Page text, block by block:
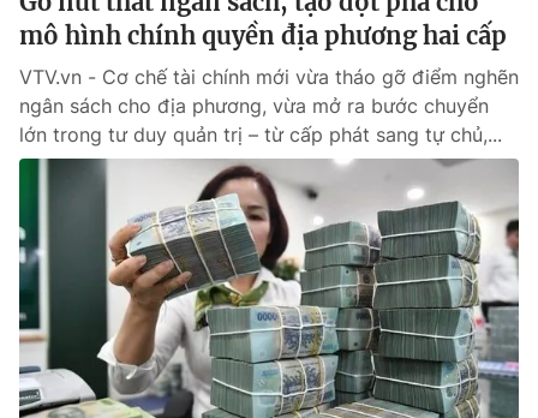
mô hình chính quyền địa phương hai cấp
VTV.vn - Cơ chế tài chính mới vừa tháo gỡ điểm nghẽn
ngân sách cho địa phương, vừa mở ra bước chuyển
lớn trong tư duy quản trị – từ cấp phát sang tự chủ,...